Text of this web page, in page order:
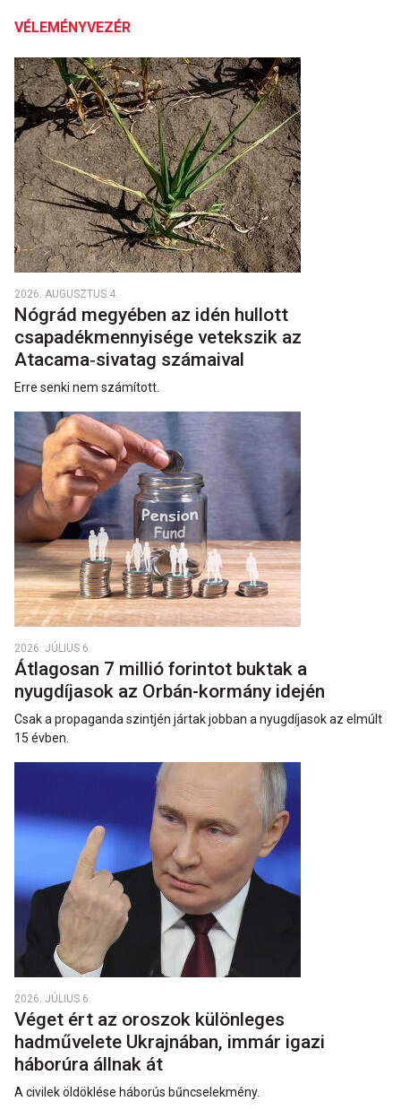
VÉLEMÉNYVEZÉR
2026. AUGUSZTUS 4.
Nógrád megyében az idén hullott
csapadékmennyisége vetekszik az
Atacama‑sivatag számaival
Erre senki nem számított.
2026. JÚLIUS 6.
Átlagosan 7 millió forintot buktak a
nyugdíjasok az Orbán-kormány idején
Csak a propaganda szintjén jártak jobban a nyugdíjasok az elmúlt
15 évben.
2026. JÚLIUS 6.
Véget ért az oroszok különleges
hadművelete Ukrajnában, immár igazi
háborúra állnak át
A civilek öldöklése háborús bűncselekmény.